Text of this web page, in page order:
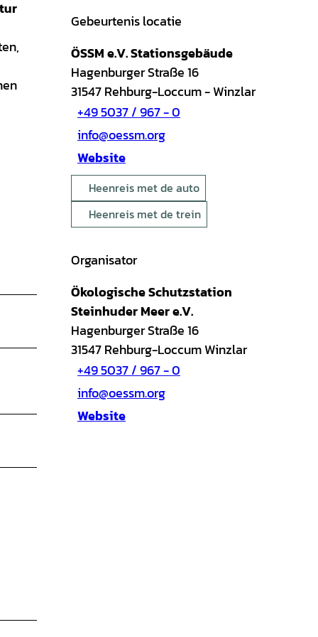
Gebeurtenis locatie
ÖSSM e.V. Stationsgebäude
Hagenburger Straße 16
31547Rehburg-Loccum- Winzlar
+49 5037 / 967 - 0
info@oessm.org
Website
Heenreis met de auto
Heenreis met de trein
Organisator
Ökologische Schutzstation
Steinhuder Meer e.V.
Hagenburger Straße 16
31547Rehburg-Loccum Winzlar
+49 5037 / 967 - 0
info@oessm.org
Website